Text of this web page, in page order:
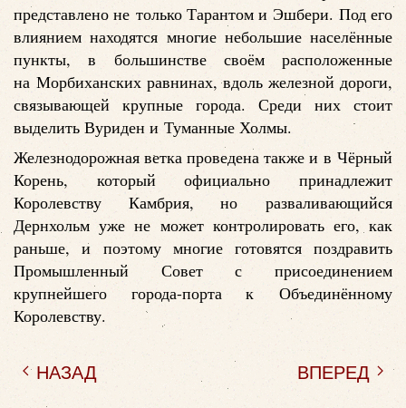
представлено не только Тарантом и Эшбери. Под его
влиянием находятся многие небольшие населённые
пункты, в большинстве своём расположенные
на Морбиханских равнинах, вдоль железной дороги,
связывающей крупные города. Среди них стоит
выделить Вуриден и Туманные Холмы.
Железнодорожная ветка проведена также и в Чёрный
Корень, который официально принадлежит
Королевству Камбрия, но разваливающийся
Дернхольм уже не может контролировать его, как
раньше, и поэтому многие готовятся поздравить
Промышленный Совет с присоединением
крупнейшего города-порта к Объединённому
Королевству.
НАЗАД ВПЕРЕД